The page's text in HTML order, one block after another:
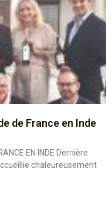
de France en Inde
EN INDE Dernière
chaleureusement